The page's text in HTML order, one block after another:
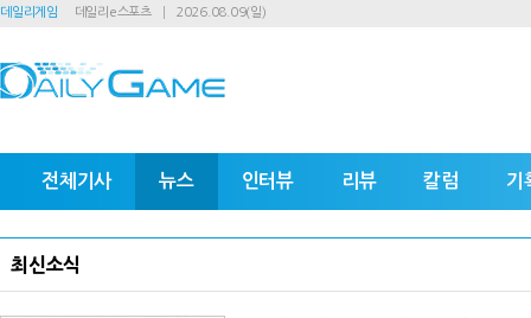
데일리게임 데일리e스포츠 2026.08.09(일)
전체기사 뉴스 인터뷰 리뷰 칼럼 기
최신소식